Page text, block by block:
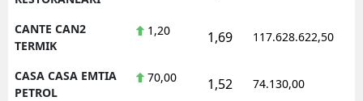
CANTE CAN2
TERMIK
1,20 1,69 117.628.622,50
CASA CASA EMTIA
PETROL
70,00 1,52 74.130,00